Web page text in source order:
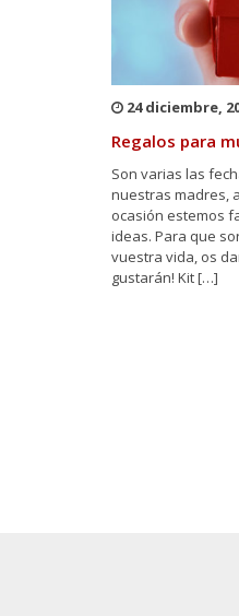
24 diciembre,
Regalos para
Son varias las
nuestras madres,
ocasión estemos
ideas. Para que
vuestra vida, os
gustarán! Kit […]